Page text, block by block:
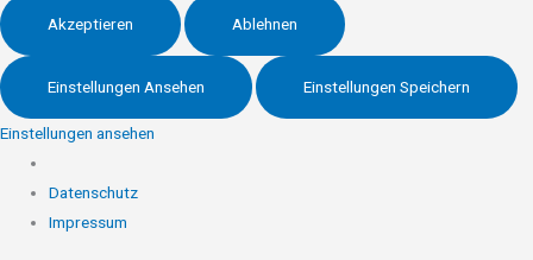
Akzeptieren Ablehnen
Einstellungen Ansehen Einstellungen Speichern
Einstellungen ansehen
Datenschutz
Impressum